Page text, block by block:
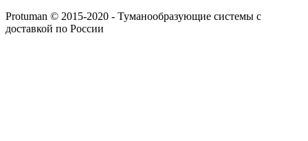
Protuman © 2015-2020 - Туманообразующие системы с
доставкой по России